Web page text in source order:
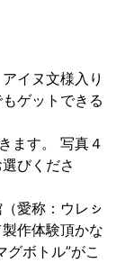
イヌ文様入り
ゲットできる
ます。 写真４
びくださ
愛称：ウレㇱ
作体験頂かな
グボトル”がこ